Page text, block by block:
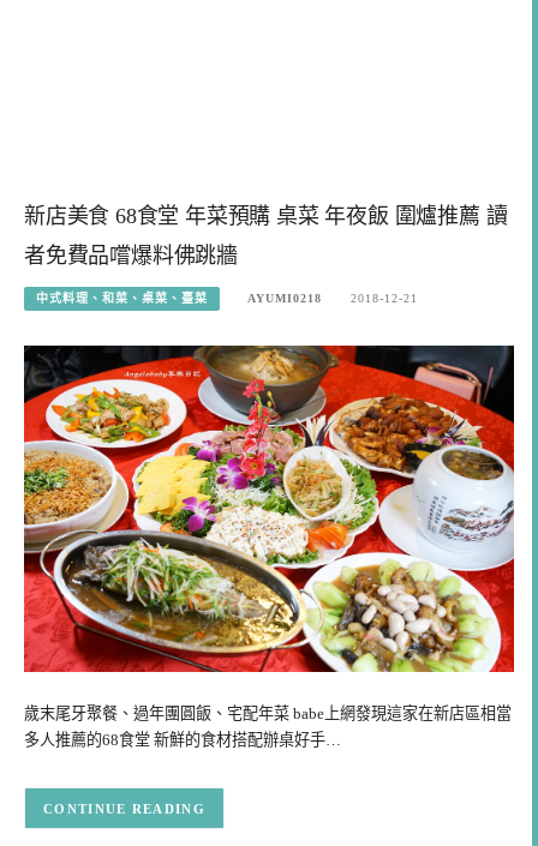
新店美食 68食堂 年菜預購 桌菜 年夜飯 圍爐推薦 讀
者免費品嚐爆料佛跳牆
中式料理、和菜、桌菜、臺菜 AYUMI0218 2018-12-21
歲末尾牙聚餐、過年團圓飯、宅配年菜 babe上網發現這家在新店區相當
多人推薦的68食堂 新鮮的食材搭配辦桌好手…
CONTINUE READING